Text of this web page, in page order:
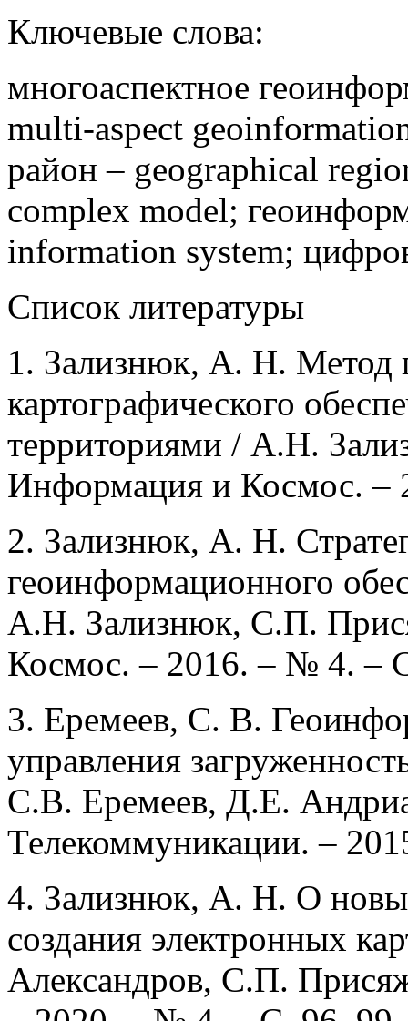
Ключевые слова:
многоаспектное
multi-aspect
район – geographical
complex model;
information system;
Список литературы
1. Зализнюк, А. Н. Метод
картографического
территориями / А.Н.
Информация и Космос.
2. Зализнюк, А. Н.
геоинформационного
А.Н. Зализнюк, С.П.
Космос. – 2016. – № 4. –
3. Еремеев, С. В.
управления
С.В. Еремеев, Д.Е.
Телекоммуникации. –
4. Зализнюк, А. Н. О
создания электронных
Александров, С.П.